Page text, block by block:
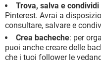
Trova, salva e condividi
Pinterest. Avrai a
consultare, salvare e
Crea bacheche: per
puoi anche creare delle
che i tuoi follower le